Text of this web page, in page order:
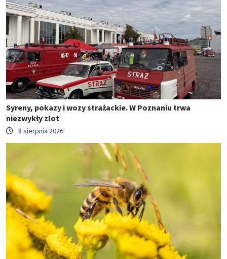
Syreny, pokazy i wozy strażackie. W Poznaniu trwa
niezwykły zlot
8 sierpnia 2026